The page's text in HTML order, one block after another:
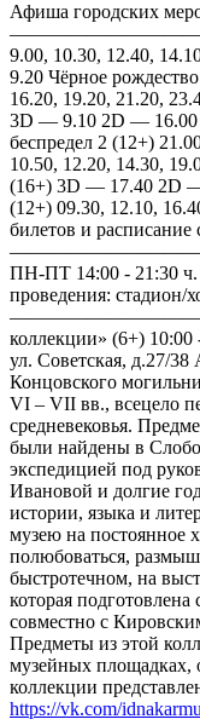
Афиша городских
——————————-—
9.00, 10.30, 12.40,
9.20 Чёрное
16.20, 19.20, 21.20,
3D — 9.10 2D — 16.00
беспредел 2 (12+)
10.50, 12.20, 14.30,
(16+) 3D — 17.40 2D —
(12+) 09.30, 12.10,
билетов и расписание
——————————-—
ПН-ПТ 14:00 - 21:30
проведения: стадион/
——————————-—
коллекции» (6+)
ул. Советская, д.27/38
Концовского
VI – VII вв., всецело
средневековья.
были найдены в
экспедицией под
Ивановой и долгие
истории, языка и
музею на постоянное
полюбоваться,
быстротечном, на
которая
совместно с
Предметы из этой
музейных площадках,
коллекции
https://vk.com/